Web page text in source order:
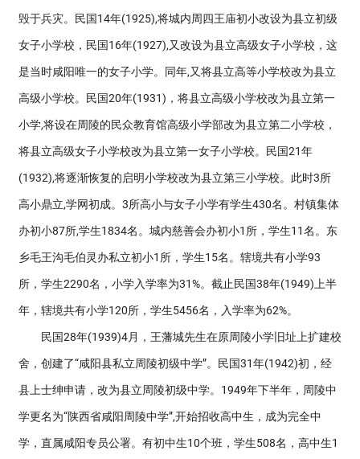
毁于兵灾。民国14年(1925),将城内周四王庙初小改设为县立初级
女子小学校，民国16年(1927),又改设为县立高级女子小学校，这
是当时咸阳唯一的女子小学。同年,又将县立高等小学校改为县立
高级小学校。民国20年(1931)，将县立高级小学校改为县立第一
小学,将设在周陵的民众教育馆高级小学部改为县立第二小学校，
将县立高级女子小学校改为县立第一女子小学校。民国21年
(1932),将逐渐恢复的启明小学校改为县立第三小学校。此时3所
高小鼎立,学网初成。3所高小与女子小学有学生430名。村镇集体
办初小87所,学生1834名。城内慈善会办初小1所，学生11名。东
乡毛王沟毛伯灵办私立初小1所，学生15名。辖境共有小学93
所，学生2290名，小学入学率为31%。截止民国38年(1949)上半
年，辖境共有小学120所，学生5456名，入学率为62%。
民国28年(1939)4月，王藩城先生在原周陵小学旧址上扩建校
舍，创建了“咸阳县私立周陵初级中学”。民国31年(1942)初，经
县上士绅申请，改为县立周陵初级中学。1949年下半年，周陵中
学更名为“陕西省咸阳周陵中学”,开始招收高中生，成为完全中
学，直属咸阳专员公署。有初中生10个班，学生508名，高中生1